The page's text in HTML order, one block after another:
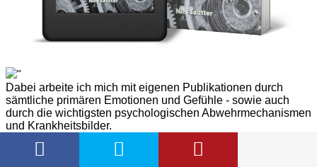
"
Dabei arbeite ich mich mit eigenen Publikationen durch
sämtliche primären Emotionen und Gefühle - sowie auch
durch die wichtigsten psychologischen Abwehrmechanismen
und Krankheitsbilder.